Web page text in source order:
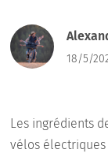
18/5/
Les ingrédients
vélos